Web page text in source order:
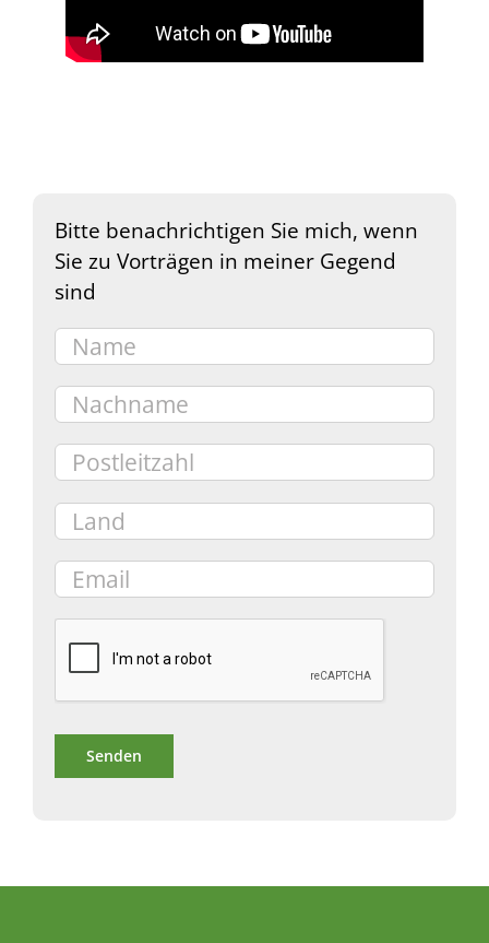
Bitte benachrichtigen Sie mich, wenn
Sie zu Vorträgen in meiner Gegend
sind